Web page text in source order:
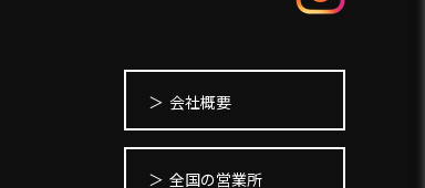
会社概要
全国の営業所